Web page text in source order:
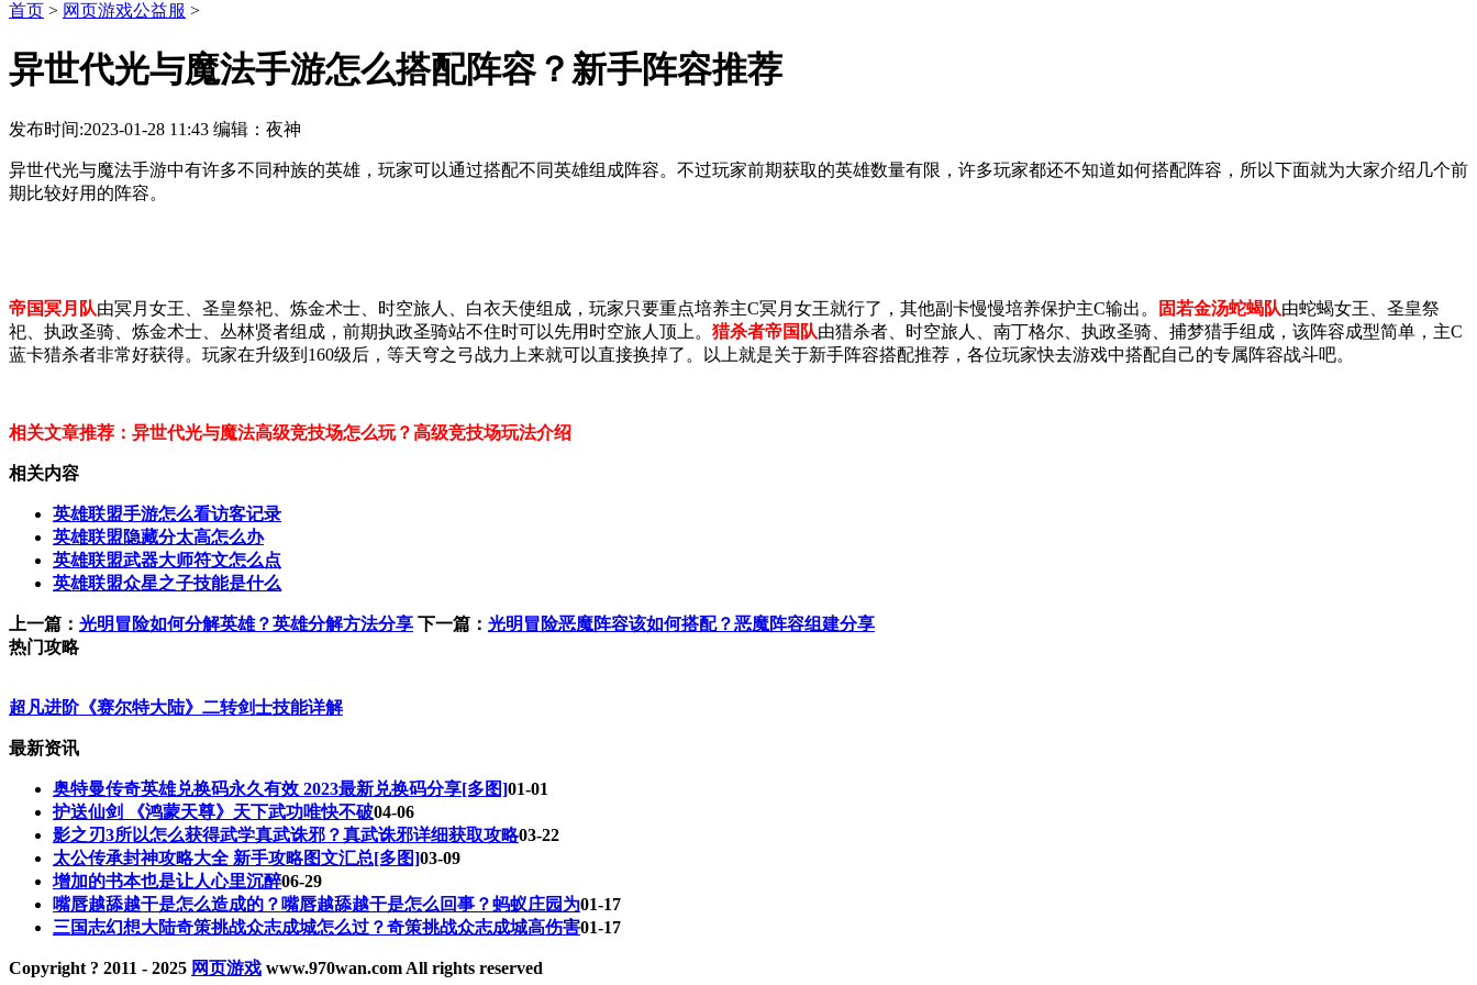
首页 > 网页游戏公益服 >
异世代光与魔法手游怎么搭配阵容？新手阵容推荐
发布时间:2023-01-28 11:43 编辑：夜神
异世代光与魔法手游中有许多不同种族的英雄，玩家可以通过搭配不同英雄组成阵容。不过玩家前期获取的英雄数量有限，许多玩家都还不知道如何搭配阵容，所以下面就为大家介绍几个前
期比较好用的阵容。
帝国冥月队由冥月女王、圣皇祭祀、炼金术士、时空旅人、白衣天使组成，玩家只要重点培养主C冥月女王就行了，其他副卡慢慢培养保护主C输出。 固若金汤蛇蝎队由蛇蝎女王、圣皇祭
祀、执政圣骑、炼金术士、丛林贤者组成，前期执政圣骑站不住时可以先用时空旅人顶上。 猎杀者帝国队由猎杀者、时空旅人、南丁格尔、执政圣骑、捕梦猎手组成，该阵容成型简单，主C
蓝卡猎杀者非常好获得。玩家在升级到160级后，等天穹之弓战力上来就可以直接换掉了。以上就是关于新手阵容搭配推荐，各位玩家快去游戏中搭配自己的专属阵容战斗吧。
相关文章推荐： 异世代光与魔法高级竞技场怎么玩？高级竞技场玩法介绍
相关内容
英雄联盟手游怎么看访客记录
英雄联盟隐藏分太高怎么办
英雄联盟武器大师符文怎么点
英雄联盟众星之子技能是什么
上一篇： 光明冒险如何分解英雄？英雄分解方法分享 下一篇： 光明冒险恶魔阵容该如何搭配？恶魔阵容组建分享
热门攻略
超凡进阶《赛尔特大陆》二转剑士技能详解
最新资讯
奥特曼传奇英雄兑换码永久有效 2023最新兑换码分享[多图]01-01
护送仙剑 《鸿蒙天尊》天下武功唯快不破04-06
影之刃3所以怎么获得武学真武诛邪？真武诛邪详细获取攻略03-22
太公传承封神攻略大全 新手攻略图文汇总[多图]03-09
增加的书本也是让人心里沉醉06-29
嘴唇越舔越干是怎么造成的？嘴唇越舔越干是怎么回事？蚂蚁庄园为01-17
三国志幻想大陆奇策挑战众志成城怎么过？奇策挑战众志成城高伤害01-17
Copyright ? 2011 - 2025 网页游戏 www.970wan.com All rights reserved